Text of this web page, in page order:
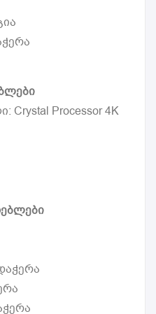
Processor 4K